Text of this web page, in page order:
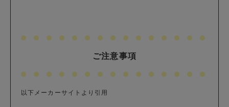
ご注意事項
以下メーカーサイトより引用